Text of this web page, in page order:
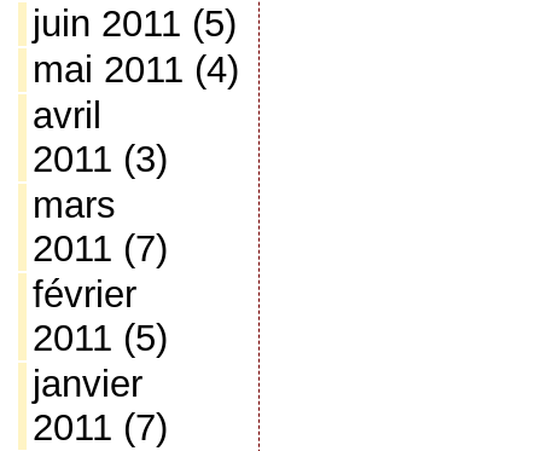
juin 2011 (5)
mai 2011 (4)
avril
2011 (3)
mars
2011 (7)
février
2011 (5)
janvier
2011 (7)